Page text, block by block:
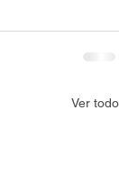
Ver todo